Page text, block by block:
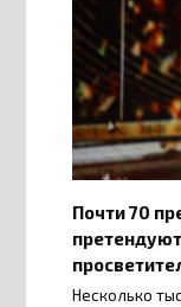
Почти 70
Несколько